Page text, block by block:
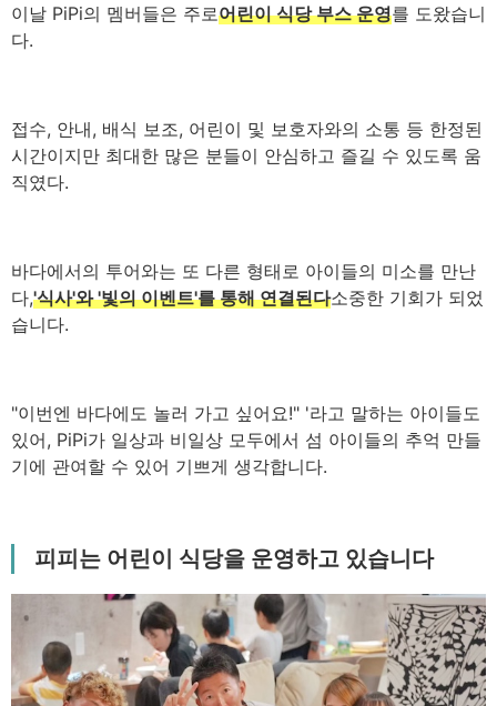
이날 PiPi의 멤버들은 주로어린이 식당 부스 운영를 도왔습니
다.
접수, 안내, 배식 보조, 어린이 및 보호자와의 소통 등 한정된
시간이지만 최대한 많은 분들이 안심하고 즐길 수 있도록 움
직였다.
바다에서의 투어와는 또 다른 형태로 아이들의 미소를 만난
다,'식사'와 '빛의 이벤트'를 통해 연결된다소중한 기회가 되었
습니다.
"이번엔 바다에도 놀러 가고 싶어요!" '라고 말하는 아이들도
있어, PiPi가 일상과 비일상 모두에서 섬 아이들의 추억 만들
기에 관여할 수 있어 기쁘게 생각합니다.
피피는 어린이 식당을 운영하고 있습니다